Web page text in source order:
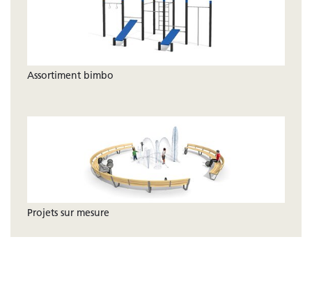
Assortiment bimbo
Projets sur mesure